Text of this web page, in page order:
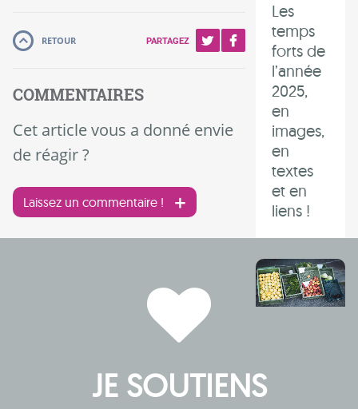
Les
temps
forts de
l’année
2025,
en
images,
en
textes
et en
liens !
RETOUR PARTAGEZ
COMMENTAIRES
Cet article vous a donné envie
de réagir ?
Laissez un commentaire !
JE SOUTIENS